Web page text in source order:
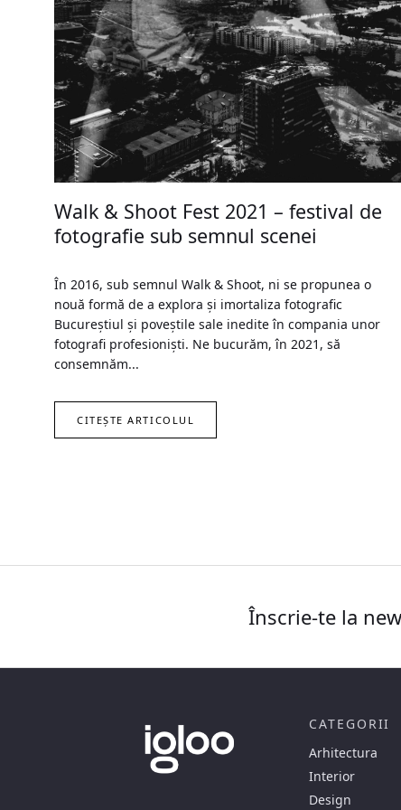
Walk & Shoot Fest 2021 – festival de
fotografie sub semnul scenei
În 2016, sub semnul Walk & Shoot, ni se propunea o
nouă formă de a explora și imortaliza fotografic
Bucureștiul și poveștile sale inedite în compania unor
fotografi profesioniști. Ne bucurăm, în 2021, să
consemnăm...
CITEȘTE ARTICOLUL
Înscrie-te la
CATEGORII
Arhitectura
Interior
Design